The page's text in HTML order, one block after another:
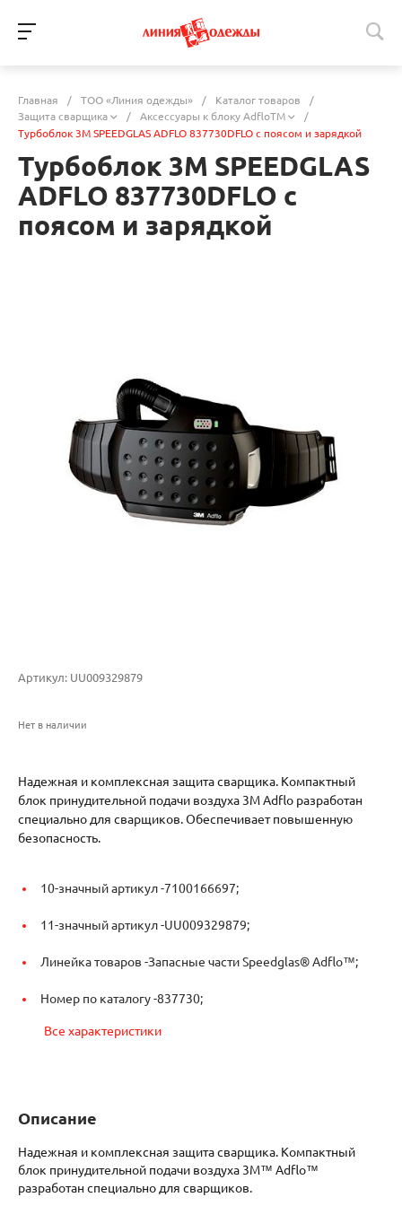
Главная / ТОО «Линия одежды» / Каталог товаров
/
Защита сварщика
/ Аксессуары к блоку AdfloTM
/
Турбоблок 3M SPEEDGLAS ADFLO 837730DFLO с поясом и зарядкой
Турбоблок 3M SPEEDGLAS
ADFLO 837730DFLO с
поясом и зарядкой
Артикул: UU009329879
Нет в наличии
Надежная и комплексная защита сварщика. Компактный
блок принудительной подачи воздуха 3M Adflo разработан
специально для сварщиков. Обеспечивает повышенную
безопасность.
10-значный артикул -7100166697;
11-значный артикул -UU009329879;
Линейка товаров -Запасные части Speedglas® Adflo™;
Номер по каталогу -837730;
Все характеристики
Описание
Надежная и комплексная защита сварщика. Компактный
блок принудительной подачи воздуха 3M™ Adflo™
разработан специально для сварщиков.